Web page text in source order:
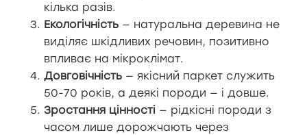
кілька разів.
Екологічність— натуральна деревина не
виділяє шкідливих речовин, позитивно
впливає на мікроклімат.
Довговічність— якісний паркет служить
50-70 років, а деякі породи — і довше.
Зростання цінності — рідкісні породи з
часом лише дорожчають через